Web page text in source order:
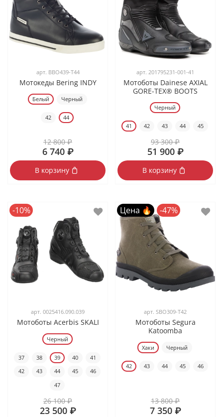
арт. BBO439-T44
Мотокеды Bering INDY
Белый Черный
42 44
12 800 ₽
6 740 ₽
В корзину
арт. 201795231-001-41
Мотоботы Dainese AXIAL
GORE-TEX® BOOTS
Черный
41 42 43 44 45
93 300 ₽
51 900 ₽
В корзину
-10%
арт. 0025416.090.039
Мотоботы Acerbis SKALI
Черный
37 38 39 40
41
42
43 44 45
46
47
26 100 ₽
23 500 ₽
Цена 🔥 -47%
арт. SBO309-T42
Мотоботы Segura
Katoomba
Хаки Черный
42 43 44 45 46
13 800 ₽
7 350 ₽